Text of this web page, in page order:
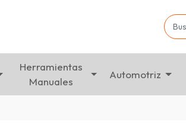
Herramientas
Manuales
Automotriz